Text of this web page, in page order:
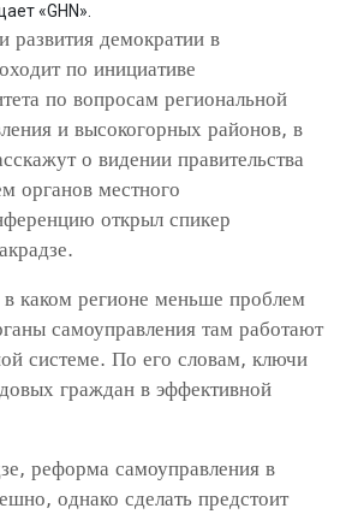
«GHN».
демократии в
по инициативе
по вопросам региональной
и высокогорных районов, в
о видении правительства
органов местного
открыл спикер
каком регионе меньше проблем
самоуправления там работают
системе. По его словам, ключи
граждан в эффективной
реформа самоуправления в
однако сделать предстоит